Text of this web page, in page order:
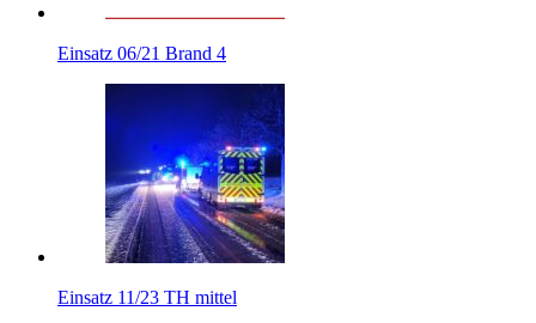
Einsatz 06/21 Brand 4
Einsatz 11/23 TH mittel